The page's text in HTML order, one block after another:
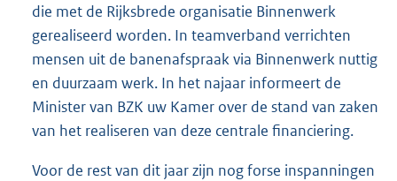
die met de Rijksbrede organisatie Binnenwerk
gerealiseerd worden. In teamverband verrichten
mensen uit de banenafspraak via Binnenwerk nuttig
en duurzaam werk. In het najaar informeert de
Minister van BZK uw Kamer over de stand van zaken
van het realiseren van deze centrale financiering.
Voor de rest van dit jaar zijn nog forse inspanningen